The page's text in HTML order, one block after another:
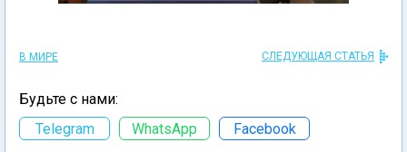
В МИРЕ СЛЕДУЮЩАЯ СТАТЬЯ
Будьте с нами:
Telegram
WhatsApp Facebook